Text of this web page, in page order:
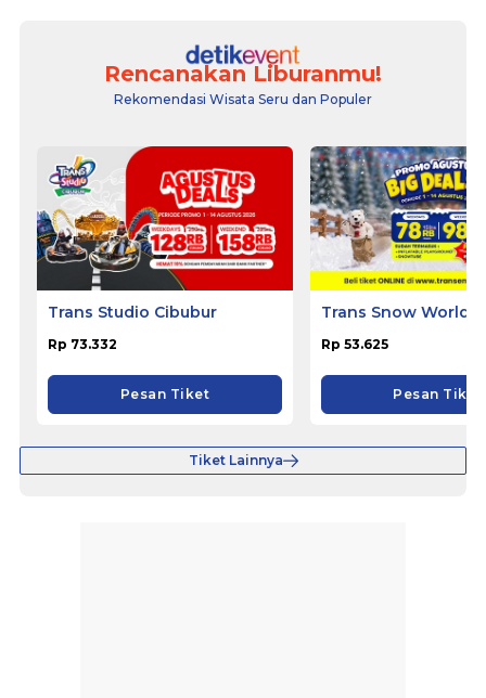
Rencanakan Liburanmu!
Rekomendasi Wisata Seru dan Populer
Trans Studio Cibubur
Rp 73.332
Pesan Tiket
Trans Snow World
Rp 53.625
Pesan Tiket
Tiket Lainnya